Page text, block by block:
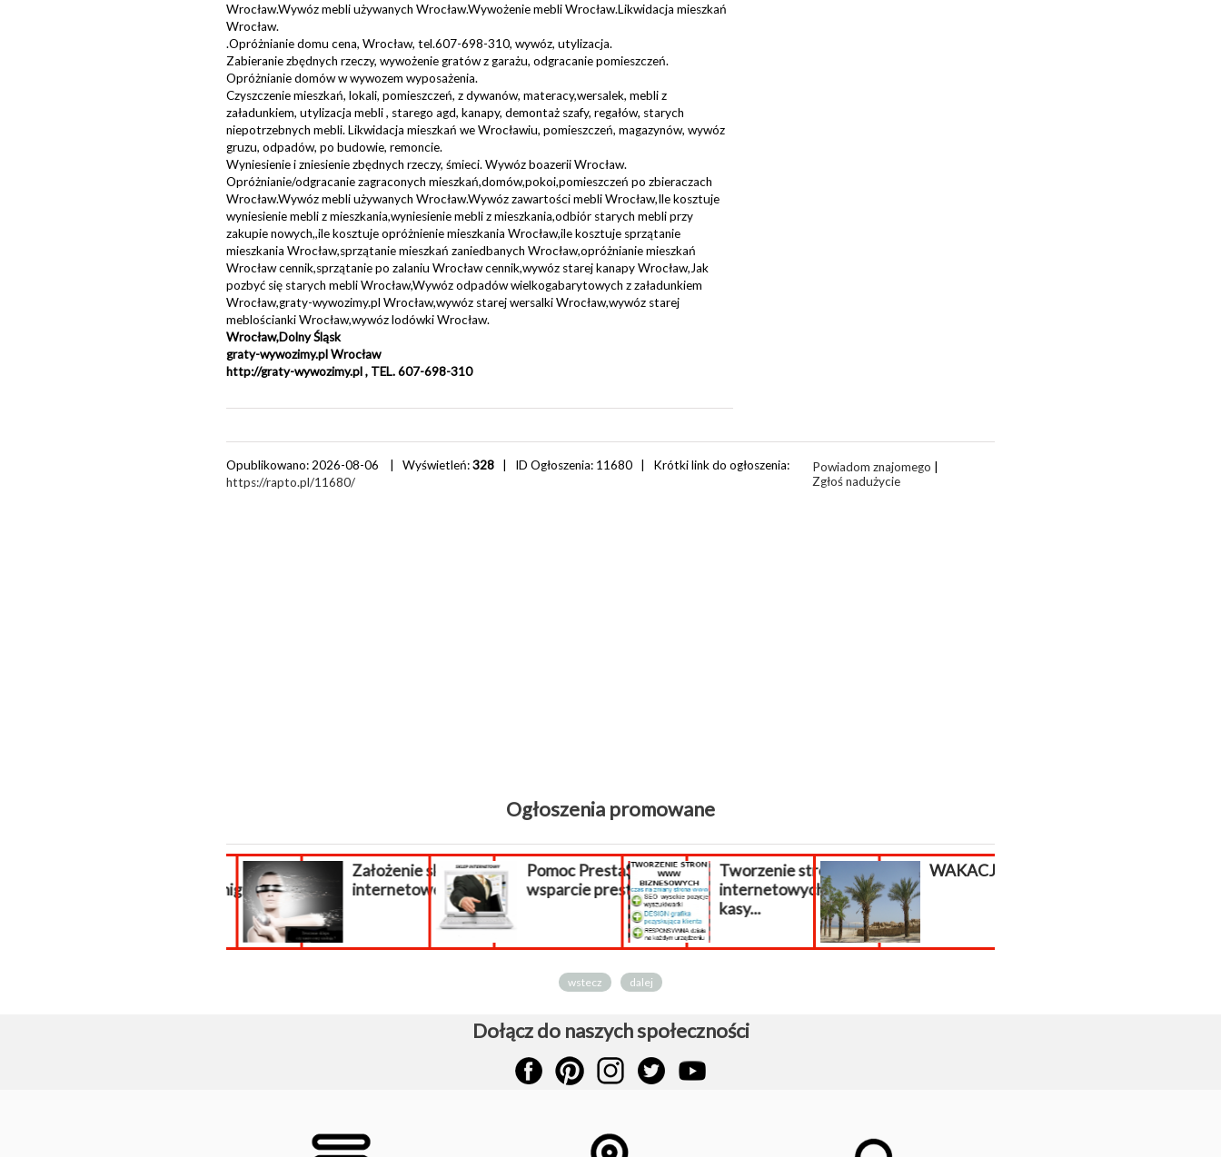
Wrocław.Wywóz mebli używanych Wrocław.Wywożenie mebli Wrocław.Likwidacja mieszkań
Wrocław.
.Opróżnianie domu cena, Wrocław, tel.607-698-310, wywóz, utylizacja.
Zabieranie zbędnych rzeczy, wywożenie gratów z garażu, odgracanie pomieszczeń.
Opróżnianie domów w wywozem wyposażenia.
Czyszczenie mieszkań, lokali, pomieszczeń, z dywanów, materacy,wersalek, mebli z
załadunkiem, utylizacja mebli , starego agd, kanapy, demontaż szafy, regałów, starych
niepotrzebnych mebli. Likwidacja mieszkań we Wrocławiu, pomieszczeń, magazynów, wywóz
gruzu, odpadów, po budowie, remoncie.
Wyniesienie i zniesienie zbędnych rzeczy, śmieci. Wywóz boazerii Wrocław.
Opróżnianie/odgracanie zagraconych mieszkań,domów,pokoi,pomieszczeń po zbieraczach
Wrocław.Wywóz mebli używanych Wrocław.Wywóz zawartości mebli Wrocław,Ile kosztuje
wyniesienie mebli z mieszkania,wyniesienie mebli z mieszkania,odbiór starych mebli przy
zakupie nowych,,ile kosztuje opróżnienie mieszkania Wrocław,ile kosztuje sprzątanie
mieszkania Wrocław,sprzątanie mieszkań zaniedbanych Wrocław,opróżnianie mieszkań
Wrocław cennik,sprzątanie po zalaniu Wrocław cennik,wywóz starej kanapy Wrocław,Jak
pozbyć się starych mebli Wrocław,Wywóz odpadów wielkogabarytowych z załadunkiem
Wrocław,graty-wywozimy.pl Wrocław,wywóz starej wersalki Wrocław,wywóz starej
meblościanki Wrocław,wywóz lodówki Wrocław.
Wrocław,Dolny Śląsk
graty-wywozimy.pl Wrocław
http://graty-wywozimy.pl , TEL. 607-698-310
Opublikowano: 2026-08-06 | Wyświetleń:328| ID Ogłoszenia: 11680| Krótki link do ogłoszenia:
https://rapto.pl/11680/
Powiadom znajomego
Zgłoś nadużycie
Ogłoszenia promowane
PrestaShop, migracja...
Założenie sklepu
internetowego.
Pomoc PrestaShop,
wsparcie prestashop
Tworzenie stron
internetowych
kasy...
WAKACJE !!!
wstecz dalej
Dołącz do naszych społeczności